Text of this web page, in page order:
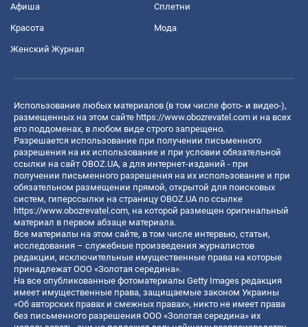
Афиша Сплетни
Красота Мода
Женский Журнал
Использование любых материалов (в том числе фото- и видео-),
размещенных на этом сайте https://www.obozrevatel.com и на всех
его поддоменах, в любом виде строго запрещено.
Разрешается использование при получении письменного
разрешения на их использование и при условии обязательной
ссылки на сайт OBOZ.UA, а для интернет-изданий - при
получении письменного разрешения на их использование и при
обязательном размещении прямой, открытой для поисковых
систем, гиперссылки на страницу OBOZ.UA по ссылке
https://www.obozrevatel.com, на которой размещен оригинальный
материал в первом абзаце материала.
Все материалы на этом сайте, в том числе интервью, статьи,
исследования – служебные произведения журналистов
редакции, исключительные имущественные права на которые
принадлежат ООО «Золотая середина».
На все опубликованные фотоматериалы Getty Images редакция
имеет имущественные права, защищаемые законом Украины
«Об авторских правах и смежных правах», никто не имеет права
без письменного разрешения ООО «Золотая середина» их